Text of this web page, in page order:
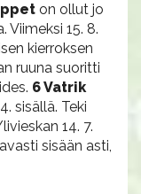
on ollut jo
15. 8.
kierroksen
ruuna suoritti
6 Vatrik
sisällä. Teki
14. 7.
sisään asti,